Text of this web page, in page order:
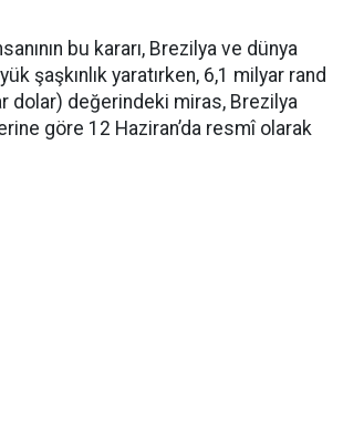
bu kararı, Brezilya ve dünya
şaşkınlık yaratırken, 6,1 milyar rand
dolar) değerindeki miras, Brezilya
göre 12 Haziran’da resmî olarak